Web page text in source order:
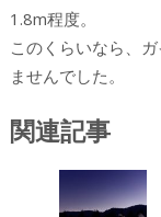
1.8m程度。
このくらいなら、
ませんでした。
関連記事